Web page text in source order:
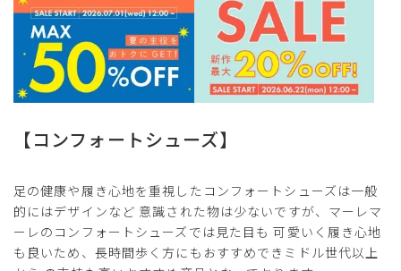
【コンフォートシューズ】
足の健康や履き心地を重視したコンフォートシューズは一般
的にはデザインなど 意識された物は少ないですが、マーレマ
ーレのコンフォートシューズでは見た目も 可愛いく履き心地
も良いため、長時間歩く方にもおすすめできミドル世代以上